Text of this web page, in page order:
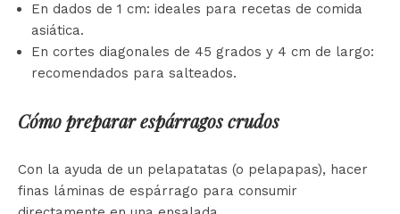
En dados de 1 cm: ideales para recetas de comida
asiática.
En cortes diagonales de 45 grados y 4 cm de largo:
recomendados para salteados.
Cómo preparar espárragos crudos
Con la ayuda de un pelapatatas (o pelapapas), hacer
finas láminas de espárrago para consumir